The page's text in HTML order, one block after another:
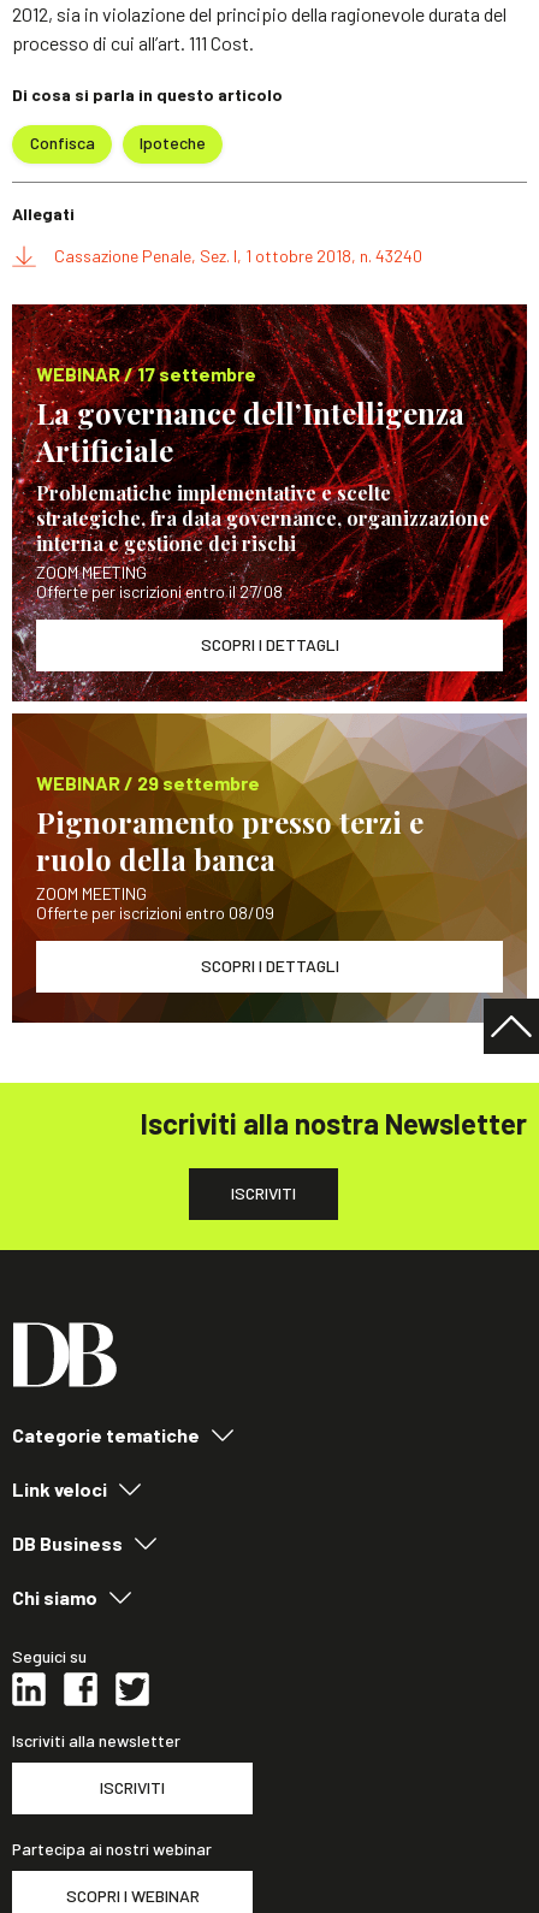
2012, sia in violazione del principio della ragionevole durata del
processo di cui all’art. 111 Cost.
Di cosa si parla in questo articolo
Confisca Ipoteche
Allegati
Cassazione Penale, Sez. I, 1 ottobre 2018, n. 43240
WEBINAR / 17 settembre
La governance dell’Intelligenza
Artificiale
Problematiche implementative e scelte
strategiche, fra data governance, organizzazione
interna e gestione dei rischi
ZOOM MEETING
Offerte per iscrizioni entro il 27/08
SCOPRI I DETTAGLI
WEBINAR / 29 settembre
Pignoramento presso terzi e
ruolo della banca
ZOOM MEETING
Offerte per iscrizioni entro 08/09
SCOPRI I DETTAGLI
Iscriviti alla nostra Newsletter
ISCRIVITI
Categorie tematiche
Link veloci
DB Business
Chi siamo
Seguici su
Iscriviti alla newsletter
ISCRIVITI
Partecipa ai nostri webinar
SCOPRI I WEBINAR